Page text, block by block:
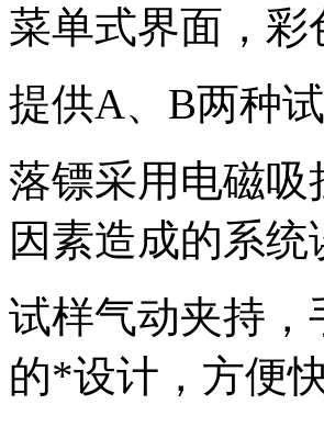
菜单式界面，
提供A、B两种
落镖采用电磁
因素造成的系统
试样气动夹持
的*设计，方便